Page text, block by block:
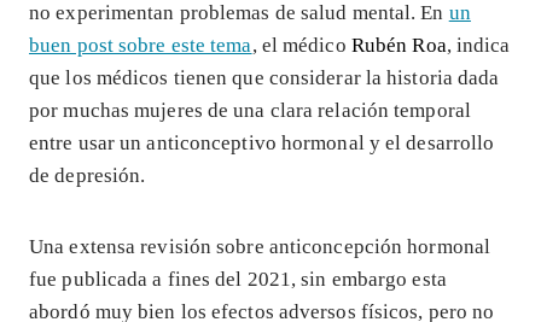
no experimentan problemas de salud mental. En un
buen post sobre este tema, el médico Rubén Roa, indica
que los médicos tienen que considerar la historia dada
por muchas mujeres de una clara relación temporal
entre usar un anticonceptivo hormonal y el desarrollo
de depresión.
Una extensa revisión sobre anticoncepción hormonal
fue publicada a fines del 2021, sin embargo esta
abordó muy bien los efectos adversos físicos, pero no